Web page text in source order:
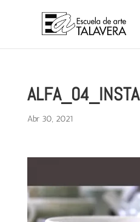
ALFA_04_INSTA
Abr 30, 2021